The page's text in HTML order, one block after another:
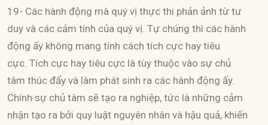
19- Các hành động mà quý vị thực thi phản ảnh từ tư
duy và các cảm tính của quý vị. Tự chúng thì các hành
động ấy không mang tính cách tích cực hay tiêu
cực. Tích cực hay tiêu cực là tùy thuộc vào sự chủ
tâm thúc đẩy và làm phát sinh ra các hành động ấy.
Chính sự chủ tâm sẽ tạo ra nghiệp, tức là những cảm
nhận tạo ra bởi quy luật nguyên nhân và hậu quả, khiến